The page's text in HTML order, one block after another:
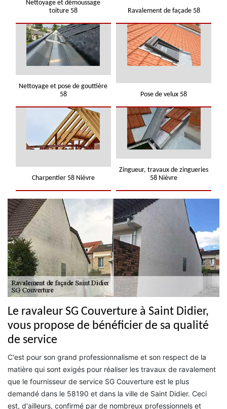
Nettoyage et démoussage
toiture 58
Ravalement de façade 58
Nettoyage et pose de gouttière
58
Pose de velux 58
Charpentier 58 Nièvre
Zingueur, travaux de zingueries
58 Nièvre
Le ravaleur SG Couverture à Saint Didier,
vous propose de bénéficier de sa qualité
de service
C'est pour son grand professionnalisme et son respect de la
matière qui sont exigés pour réaliser les travaux de ravalement
que le fournisseur de service SG Couverture est le plus
demandé dans le 58190 et dans la ville de Saint Didier. Ceci
est, d'ailleurs, confirmé par de nombreux professionnels et